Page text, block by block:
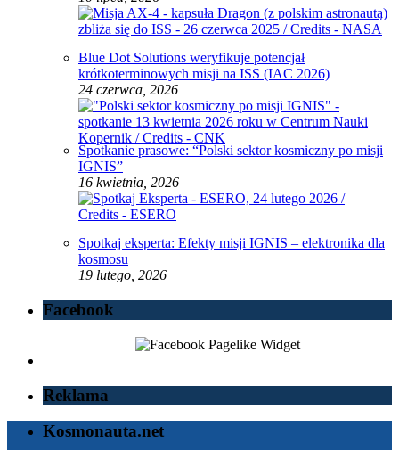
Blue Dot Solutions weryfikuje potencjał
krótkoterminowych misji na ISS (IAC 2026)
24 czerwca, 2026
Spotkanie prasowe: “Polski sektor kosmiczny po misji
IGNIS”
16 kwietnia, 2026
Spotkaj eksperta: Efekty misji IGNIS – elektronika dla
kosmosu
19 lutego, 2026
Facebook
Reklama
Kosmonauta.net